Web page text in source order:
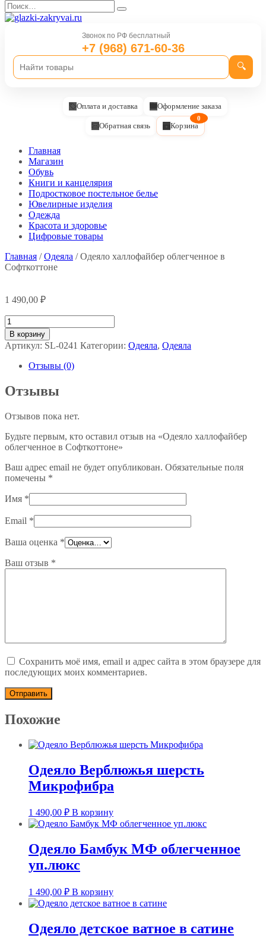
Перейти
к
содержанию
Search
for:
Звонок по РФ бесплатный
+7 (968) 671-60-36
🔍
Оплата и доставка Оформление заказа
Обратная связь Корзина
0
Главная
Магазин
Обувь
Книги и канцелярия
Подростковое постельное белье
Ювелирные изделия
Одежда
Красота и здоровье
Цифровые товары
Главная /Одеяла / Одеяло халлофайбер облегченное в
Софткоттоне
1 490,00 ₽
Количество
товара
Одеяло
халлофайбер
облегченное
Софткоттоне
В корзину
Артикул: SL-0241 Категории: Одеяла, Одеяла
Отзывы (0)
Отзывы
Отзывов пока нет.
Будьте первым, кто оставил отзыв на «Одеяло халлофайбер
облегченное в Софткоттоне»
Ваш адрес email не будет опубликован. Обязательные поля
помечены *
Имя *
Email *
Ваша оценка *
Ваш отзыв *
Сохранить моё имя, email и адрес сайта в этом браузере для
последующих моих комментариев.
Похожие
Одеяло Верблюжья шерсть
Микрофибра
1 490,00 ₽ В корзину
Одеяло Бамбук МФ облегченное
уп.люкс
1 490,00 ₽ В корзину
Одеяло детское ватное в сатине